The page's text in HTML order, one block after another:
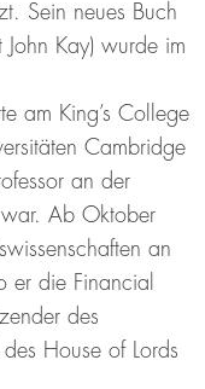
Sein neues Buch
John Kay) wurde im
am King’s College
Cambridge
an der
Ab Oktober
an
er die Financial
des
House of Lords